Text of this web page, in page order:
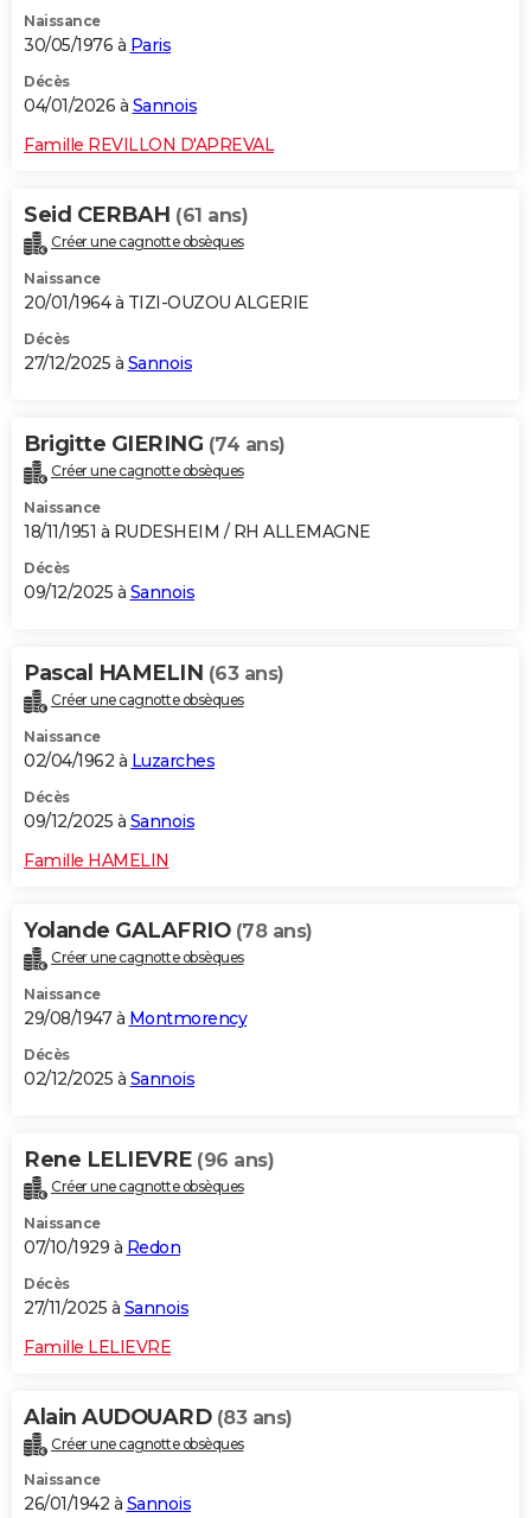
Naissance
30/05/1976 à Paris
Décès
04/01/2026 à Sannois
Famille REVILLON D'APREVAL
Seid CERBAH (61 ans)
Créer une cagnotte obsèques
Naissance
20/01/1964 à TIZI-OUZOU ALGERIE
Décès
27/12/2025 à Sannois
Brigitte GIERING (74 ans)
Créer une cagnotte obsèques
Naissance
18/11/1951 à RUDESHEIM / RH ALLEMAGNE
Décès
09/12/2025 à Sannois
Pascal HAMELIN (63 ans)
Créer une cagnotte obsèques
Naissance
02/04/1962 à Luzarches
Décès
09/12/2025 à Sannois
Famille HAMELIN
Yolande GALAFRIO (78 ans)
Créer une cagnotte obsèques
Naissance
29/08/1947 à Montmorency
Décès
02/12/2025 à Sannois
Rene LELIEVRE (96 ans)
Créer une cagnotte obsèques
Naissance
07/10/1929 à Redon
Décès
27/11/2025 à Sannois
Famille LELIEVRE
Alain AUDOUARD (83 ans)
Créer une cagnotte obsèques
Naissance
26/01/1942 à Sannois